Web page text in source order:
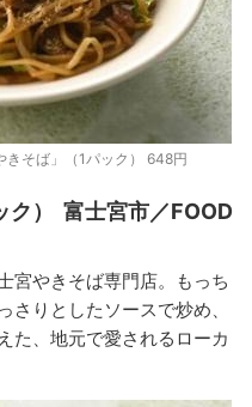
きそば」（1パック） 648円
ク）富士宮市／FOOD
宮やきそば専門店。もっち
さりとしたソースで炒め、
た、地元で愛されるローカ